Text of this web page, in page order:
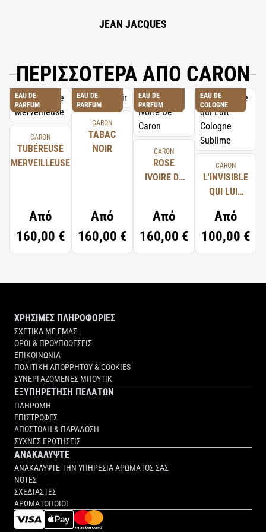
JEAN JACQUES
ΠΕΡΙΣΣΟΤΕΡΑ ΑΠΟ CARON
EAU DE
PARFUM
CARON
TUBÉREUSE
MERVEILLEUSE
Από
160,00 €
EAU DE
PARFUM
CARON
TABAC
NOIR
Από
160,00 €
EAU DE
PARFUM
CARON
ROSE
IVOIRE DE
Από
160,00 €
EAU DE
COLOGNE
CARON
L'INVISIBLE
QUI LUIT
SUBLIME
Από
100,00 €
ΧΡΗΣΙΜΕΣ ΠΛΗΡΟΦΟΡΙΕΣ
ΣΧΕΤΙΚΑ ΜΕ ΕΜΑΣ
ΟΡΟΙ & ΠΡΟΥΠΟΘΕΣΕΙΣ
ΕΠΙΚΟΙΝΩΝΙΑ
ΠΟΛΙΤΙΚΗ ΑΠΟΡΡΗΤΟΥ & COOKIES
ΣΥΝΕΡΓΑΖΟΜΕΝΕΣ ΜΠΟΥΤΙΚ
ΕΞΥΠΗΡΕΤΗΣΗ ΠΕΛΑΤΩΝ
ΠΛΗΡΩΜΗ
ΕΠΙΣΤΡΟΦΕΣ
ΑΠΟΣΤΟΛΗ & ΠΑΡΑΔΟΣΗ
ΣΥΧΝΕΣ ΕΡΩΤΗΣΕΙΣ
ΑΝΑΚΑΛΥΨΤΕ
ΑΝΑΚΑΛΥΨΤΕ ΤΗΝ ΥΠΗΡΕΣΙΑ ΑΡΩΜΑΤΟΣ ΣΑΣ
ΝΟΤΕΣ
ΣΧΕΔΙΑΣΤΕΣ
ΑΡΩΜΑΤΟΠΟΙΟΙ